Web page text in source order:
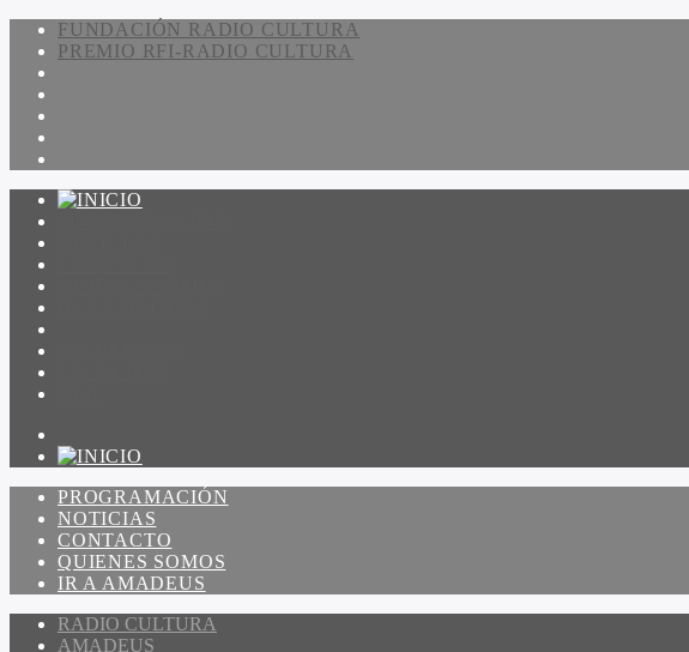
FUNDACIÓN RADIO CULTURA
PREMIO RFI-RADIO CULTURA
PROGRAMACIÓN
NOTICIAS
CONTACTO
QUIENES SOMOS
IR A AMADEUS
RADIO CULTURA
AMADEUS